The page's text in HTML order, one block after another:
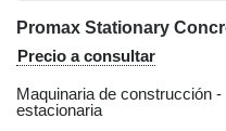
Precio a consultar
Maquinaria de construcción
estacionaria